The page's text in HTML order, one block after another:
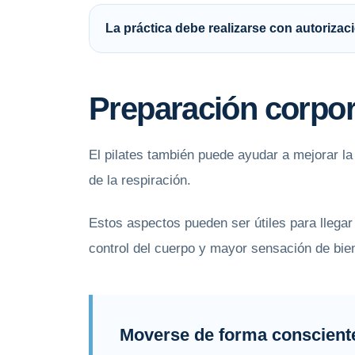
La práctica debe realizarse con
Preparación
El pilates también puede ayudar a mejorar
de la respiración.
Estos aspectos pueden ser útiles para
control del cuerpo y mayor sensación de
Moverse de forma